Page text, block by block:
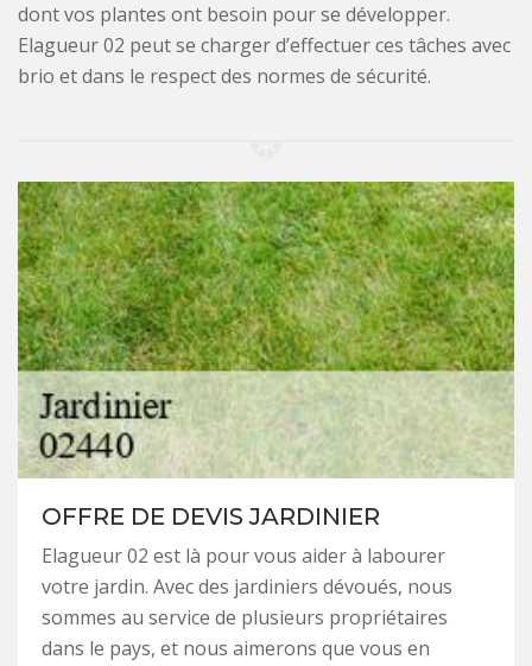
dont vos plantes ont besoin pour se développer.
Elagueur 02 peut se charger d’effectuer ces tâches avec
brio et dans le respect des normes de sécurité.
OFFRE DE DEVIS JARDINIER
Elagueur 02 est là pour vous aider à labourer
votre jardin. Avec des jardiniers dévoués, nous
sommes au service de plusieurs propriétaires
dans le pays, et nous aimerons que vous en